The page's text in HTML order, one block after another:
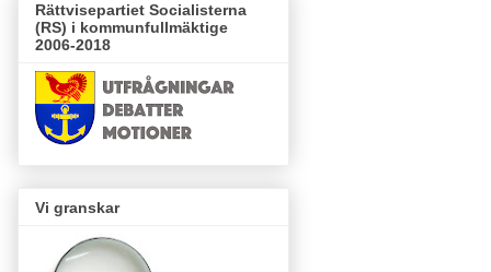
Rättvisepartiet Socialisterna
(RS) i kommunfullmäktige
2006-2018
Vi granskar